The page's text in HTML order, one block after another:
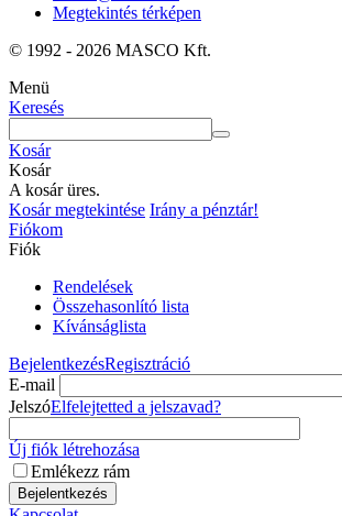
Megtekintés térképen
© 1992 - 2026 MASCO Kft.
Menü
Keresés
Kosár
Kosár
A kosár üres.
Kosár megtekintése Irány a pénztár!
Fiókom
Fiók
Rendelések
Összehasonlító lista
Kívánságlista
BejelentkezésRegisztráció
E-mail
JelszóElfelejtetted a jelszavad?
Új fiók létrehozása
Emlékezz rám
Bejelentkezés